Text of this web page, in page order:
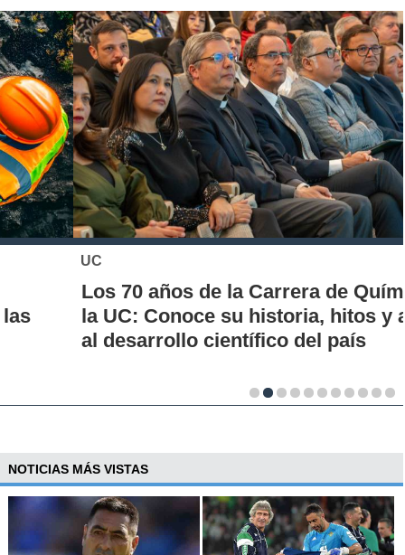
Los 70 años de la Carrera de Química de
la UC: Conoce su historia, hitos y aporte
al desarrollo científico del país
NOTICIAS MÁS VISTAS